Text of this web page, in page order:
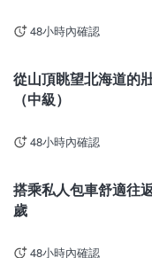
48小時內確認
從山頂眺望北海道的
（中級）
48小時內確認
搭乘私人包車舒適往
歲
48小時內確認